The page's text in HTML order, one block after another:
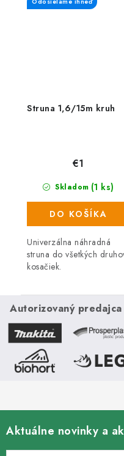
s rozdielnymi...
Struna 1,6/15m kruh
Skladom (1 ks)
€1
DO KOŠÍKA
Univerzálna náhradná
struna do všetkých
kosačiek.
Autorizovaný
Aktuálne novinky a